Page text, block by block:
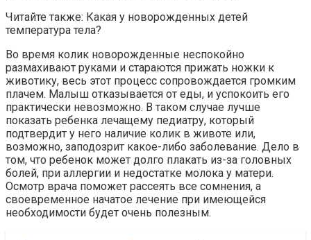
Читайте также: Какая у новорожденных детей
температура тела?
Во время колик новорожденные неспокойно
размахивают руками и стараются прижать ножки к
животику, весь этот процесс сопровождается громким
плачем. Малыш отказывается от еды, и успокоить его
практически невозможно. В таком случае лучше
показать ребенка лечащему педиатру, который
подтвердит у него наличие колик в животе или,
возможно, заподозрит какое-либо заболевание. Дело в
том, что ребенок может долго плакать из-за головных
болей, при аллергии и недостатке молока у матери.
Осмотр врача поможет рассеять все сомнения, а
своевременное начатое лечение при имеющейся
необходимости будет очень полезным.